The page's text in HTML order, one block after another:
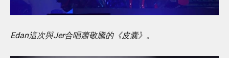
Edan這次與Jer合唱蕭敬騰的《皮囊》。